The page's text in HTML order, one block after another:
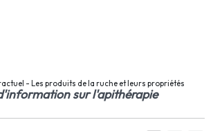
- Les produits de la ruche et leurs propriétés
sur l'apithérapie